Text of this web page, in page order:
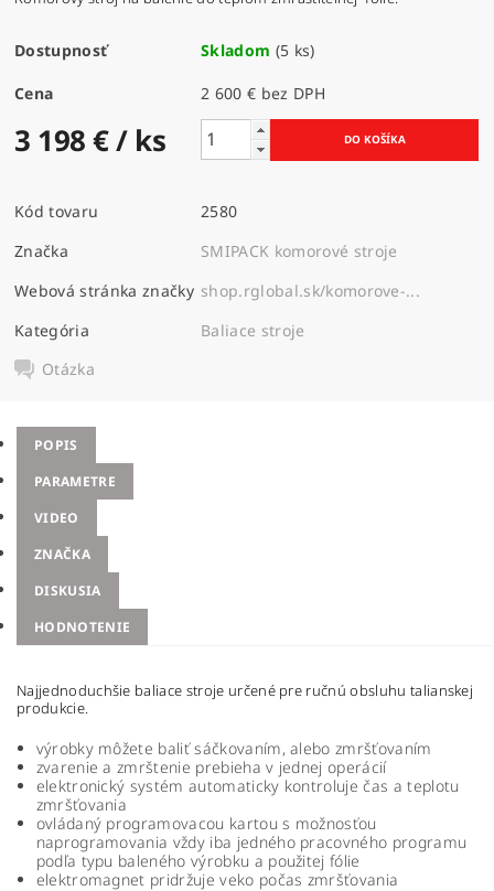
Dostupnosť Skladom (5 ks)
Cena 2 600 € bez DPH
3 198 €/ ks
Kód tovaru
2580
Značka
SMIPACK komorové stroje
Webová stránka značky shop.rglobal.sk/komorove-...
Kategória
Baliace stroje
Otázka
POPIS
PARAMETRE
VIDEO
ZNAČKA
DISKUSIA
HODNOTENIE
Najjednoduchšie baliace stroje určené pre ručnú obsluhu talianskej
produkcie.
výrobky môžete baliť sáčkovaním, alebo zmršťovaním
zvarenie a zmrštenie prebieha v jednej operácií
elektronický systém automaticky kontroluje čas a teplotu
zmršťovania
ovládaný programovacou kartou s možnosťou
naprogramovania vždy iba jedného pracovného programu
podľa typu baleného výrobku a použitej fólie
elektromagnet pridržuje veko počas zmršťovania